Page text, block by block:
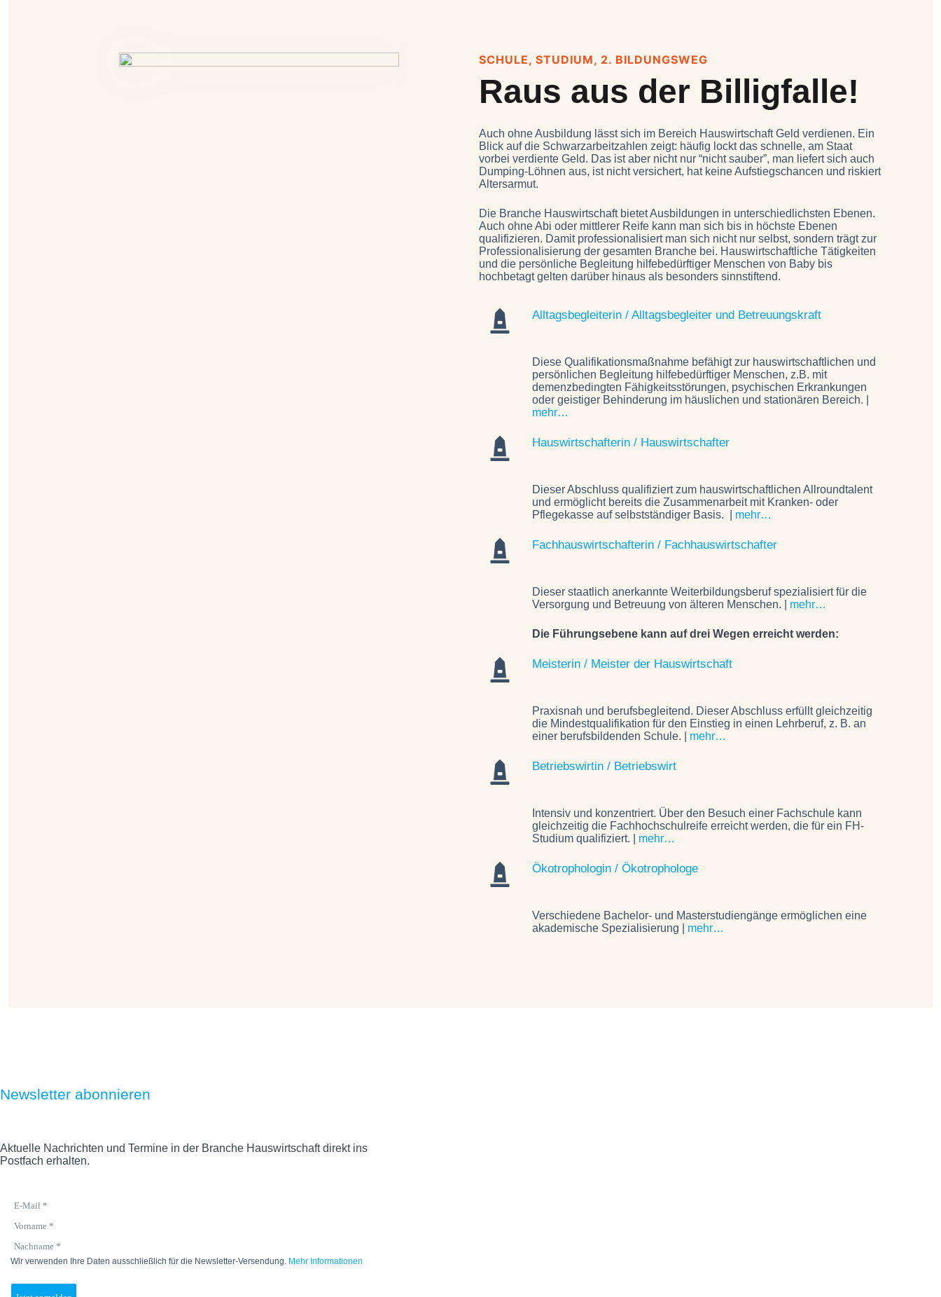
SCHULE, STUDIUM, 2. BILDUNGSWEG
Raus aus der Billigfalle!
Auch ohne Ausbildung lässt sich im Bereich Hauswirtschaft Geld verdienen. Ein
Blick auf die Schwarzarbeitzahlen zeigt: häufig lockt das schnelle, am Staat
vorbei verdiente Geld. Das ist aber nicht nur “nicht sauber”, man liefert sich auch
Dumping-Löhnen aus, ist nicht versichert, hat keine Aufstiegschancen und riskiert
Altersarmut.
Die Branche Hauswirtschaft bietet Ausbildungen in unterschiedlichsten Ebenen.
Auch ohne Abi oder mittlerer Reife kann man sich bis in höchste Ebenen
qualifizieren. Damit professionalisiert man sich nicht nur selbst, sondern trägt zur
Professionalisierung der gesamten Branche bei. Hauswirtschaftliche Tätigkeiten
und die persönliche Begleitung hilfebedürftiger Menschen von Baby bis
hochbetagt gelten darüber hinaus als besonders sinnstiftend.
Alltagsbegleiterin / Alltagsbegleiter und Betreuungskraft
Diese Qualifikationsmaßnahme befähigt zur hauswirtschaftlichen und
persönlichen Begleitung hilfebedürftiger Menschen, z.B. mit
demenzbedingten Fähigkeitsstörungen, psychischen Erkrankungen
oder geistiger Behinderung im häuslichen und stationären Bereich. |
mehr…
Hauswirtschafterin / Hauswirtschafter
Dieser Abschluss qualifiziert zum hauswirtschaftlichen Allroundtalent
und ermöglicht bereits die Zusammenarbeit mit Kranken- oder
Pflegekasse auf selbstständiger Basis. | mehr…
Fachhauswirtschafterin / Fachhauswirtschafter
Dieser staatlich anerkannte Weiterbildungsberuf spezialisiert für die
Versorgung und Betreuung von älteren Menschen. | mehr…
Die Führungsebene kann auf drei Wegen erreicht werden:
Meisterin / Meister der Hauswirtschaft
Praxisnah und berufsbegleitend. Dieser Abschluss erfüllt gleichzeitig
die Mindestqualifikation für den Einstieg in einen Lehrberuf, z. B. an
einer berufsbildenden Schule. | mehr…
Betriebswirtin / Betriebswirt
Intensiv und konzentriert. Über den Besuch einer Fachschule kann
gleichzeitig die Fachhochschulreife erreicht werden, die für ein FH-
Studium qualifiziert. | mehr…
Ökotrophologin / Ökotrophologe
Verschiedene Bachelor- und Masterstudiengänge ermöglichen eine
akademische Spezialisierung | mehr…
Newsletter abonnieren
Aktuelle Nachrichten und Termine in der Branche Hauswirtschaft direkt ins
Postfach erhalten.
Wir verwenden Ihre Daten ausschließlich für die Newsletter-Versendung. Mehr Informationen